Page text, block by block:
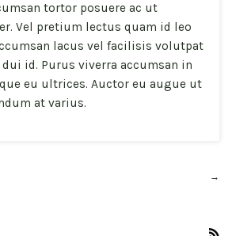
tortor posuere ac ut
Vel pretium lectus quam id leo
lacus vel facilisis volutpat
id. Purus viverra accumsan in
eu ultrices. Auctor eu augue ut
at varius.
→